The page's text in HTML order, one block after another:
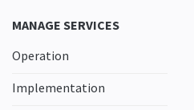
MANAGE SERVICES
Operation
Implementation